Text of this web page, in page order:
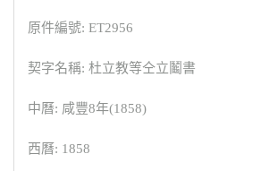
原件編號: ET2956
契字名稱: 杜立教等仝立鬮書
中曆: 咸豐8年(1858)
西曆: 1858